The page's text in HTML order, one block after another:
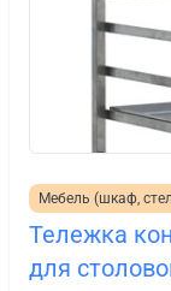
Мебель (шкаф,
Тележка
для